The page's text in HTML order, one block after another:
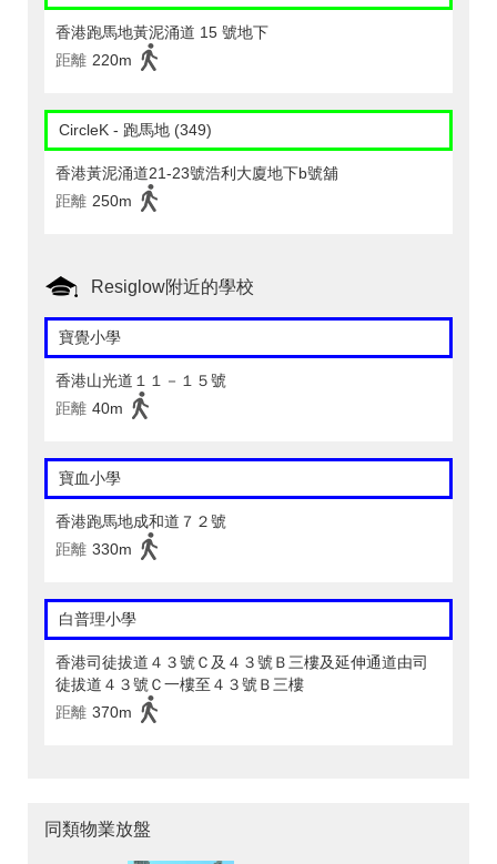
香港跑馬地黃泥涌道 15 號地下
距離 220m
CircleK - 跑馬地 (349)
香港黃泥涌道21-23號浩利大廈地下b號舖
距離 250m
Resiglow附近的學校
寶覺小學
香港山光道１１－１５號
距離 40m
寶血小學
香港跑馬地成和道７２號
距離 330m
白普理小學
香港司徒拔道４３號Ｃ及４３號Ｂ三樓及延伸通道由司
徒拔道４３號Ｃ一樓至４３號Ｂ三樓
距離 370m
同類物業放盤